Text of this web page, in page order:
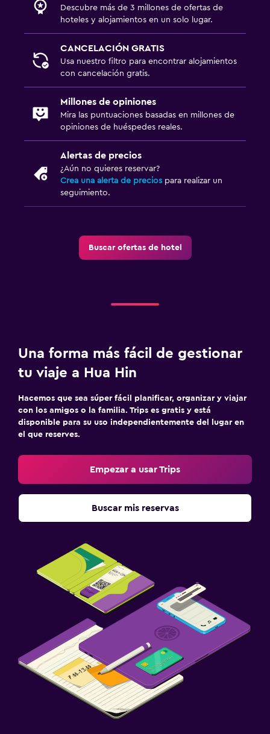
Descubre más de 3 millones de ofertas de
hoteles y alojamientos en un solo lugar.
CANCELACIÓN GRATIS
Usa nuestro filtro para encontrar alojamientos
con cancelación gratis.
Millones de opiniones
Mira las puntuaciones basadas en millones de
opiniones de huéspedes reales.
Alertas de precios
¿Aún no quieres reservar?
Crea una alerta de precios para realizar un
seguimiento.
Buscar ofertas de hotel
Una forma más fácil de gestionar
tu viaje a Hua Hin
Hacemos que sea súper fácil planificar, organizar y viajar
con los amigos o la familia. Trips es gratis y está
disponible para su uso independientemente del lugar en
el que reserves.
Empezar a usar Trips
Buscar mis reservas